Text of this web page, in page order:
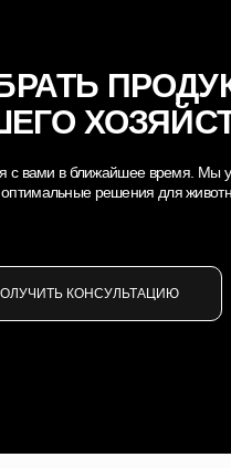
с вами в ближайшее время. Мы
решения для
КОНСУЛЬТАЦИЮ